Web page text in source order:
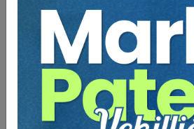
Eğitmen Hakkında
Sosyal Medya